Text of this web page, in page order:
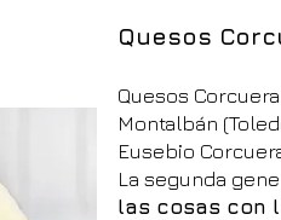
Quesos
Quesos
Montalbán
Eusebio
La segunda
las cosas con